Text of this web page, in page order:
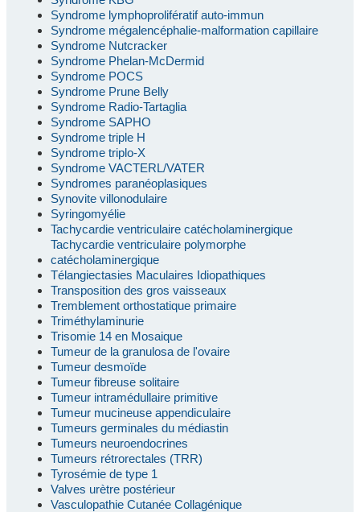
Syndrome lymphoprolifératif auto-immun
Syndrome mégalencéphalie-malformation capillaire
Syndrome Nutcracker
Syndrome Phelan-McDermid
Syndrome POCS
Syndrome Prune Belly
Syndrome Radio-Tartaglia
Syndrome SAPHO
Syndrome triple H
Syndrome triplo-X
Syndrome VACTERL/VATER
Syndromes paranéoplasiques
Synovite villonodulaire
Syringomyélie
Tachycardie ventriculaire catécholaminergique
Tachycardie ventriculaire polymorphe
catécholaminergique
Télangiectasies Maculaires Idiopathiques
Transposition des gros vaisseaux
Tremblement orthostatique primaire
Triméthylaminurie
Trisomie 14 en Mosaique
Tumeur de la granulosa de l'ovaire
Tumeur desmoïde
Tumeur fibreuse solitaire
Tumeur intramédullaire primitive
Tumeur mucineuse appendiculaire
Tumeurs germinales du médiastin
Tumeurs neuroendocrines
Tumeurs rétrorectales (TRR)
Tyrosémie de type 1
Valves urètre postérieur
Vasculopathie Cutanée Collagénique